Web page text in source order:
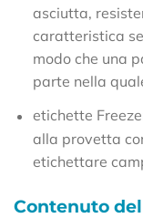
asciutta,
caratteristica
modo che una
parte nella
etichette
alla provetta
etichettare
Contenuto